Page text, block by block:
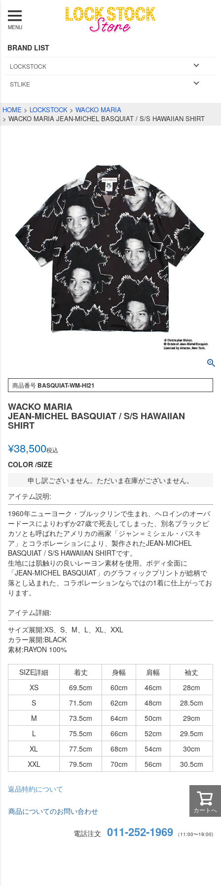
MENU
BRAND LIST
LOCKSTOCK
STLIKE
HOME LOCKSTOCK
WACKO MARIA
WACKO MARIA JEAN-MICHEL BASQUIAT / S/S HAWAIIAN SHIRT
商品番号 BASQUIAT-WM-HI21
WACKO MARIA
JEAN-MICHEL BASQUIAT / S/S HAWAIIAN
SHIRT
¥38,500税込
COLOR SIZE
申し訳ございません。ただいま在庫がございません。
アイテム説明:
1960年ニューヨーク・ブルックリンで生まれ、ヘロインのオーバ
ードースによりわずか27歳で死去してしまった、別名ブラックピ
カソとも呼ばれたアメリカの画家「ジャン＝ミシェル・バスキ
ア」とコラボレーションにより、製作されたJEAN-MICHEL
BASQUIAT / S/S HAWAIIAN SHIRTです。
生地には肌触りの良いレーヨン素材を使用。ボディ全面に
「JEAN-MICHEL BASQUIAT」のグラフィックプリントが総柄で
落とし込まれた、コラボレーションならではの1着に仕上がってお
ります。
アイテム詳細:
サイズ展開:XS、S、M、L、XL、XXL
カラー展開:BLACK
素材:RAYON 100%
SIZE詳細 着丈 身幅 肩幅
袖丈
XS
69.5cm 60cm 46cm
28cm
S
71.5cm 62cm 48cm
28.5cm
M
73.5cm 64cm 50cm
29cm
L
75.5cm 66cm 52cm
29.5cm
XL
77.5cm 68cm 54cm
30cm
XXL
79.5cm 70cm 56cm 30.5cm
返品特約について
商品についてのお問い合わせ
電話注文 011-252-1969 （11:00〜19:00)
カートへ